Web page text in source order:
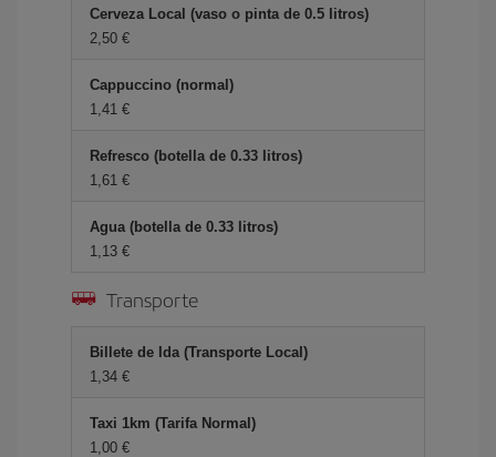
Cerveza Local (vaso o pinta de 0.5 litros)
2,50 €
Cappuccino (normal)
1,41 €
Refresco (botella de 0.33 litros)
1,61 €
Agua (botella de 0.33 litros)
1,13 €
Transporte
Billete de Ida (Transporte Local)
1,34 €
Taxi 1km (Tarifa Normal)
1,00 €